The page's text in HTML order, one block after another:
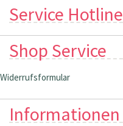
Service Hotline
Shop Service
Widerrufsformular
Informationen